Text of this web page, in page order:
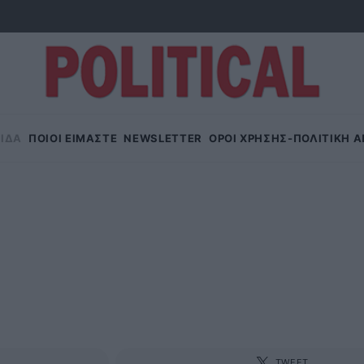
ΠΟΙΟΙ ΕΙΜΑΣΤΕ NEWSLETTER OΡΟΙ ΧΡΗΣΗΣ-ΠΟΛΙΤΙΚΗ